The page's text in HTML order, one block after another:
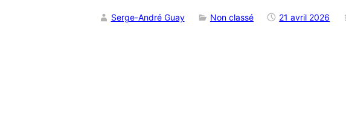
Serge-André Guay Non classé 21 avril 2026